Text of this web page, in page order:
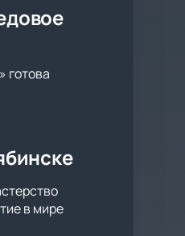
готова
в мире